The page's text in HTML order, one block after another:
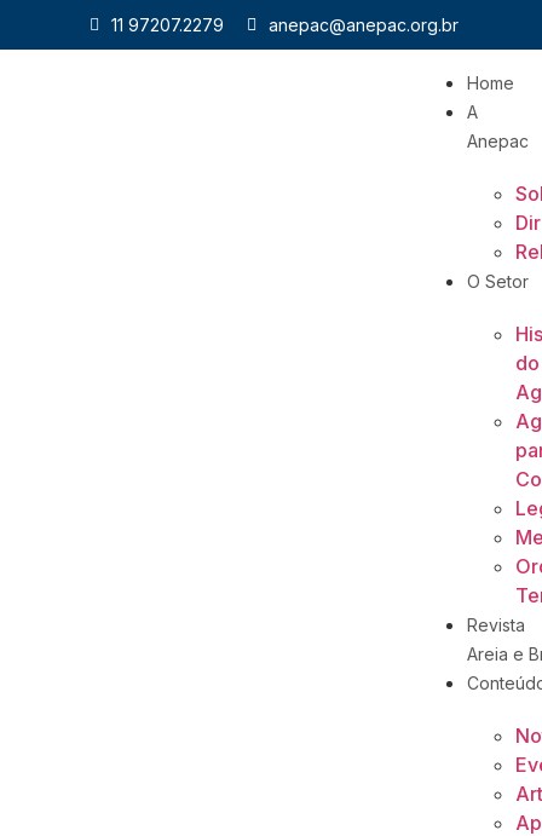
11 97207.2279 anepac@anepac.org.br
Home
A
Anepac
O Setor
do
Revista
Areia e